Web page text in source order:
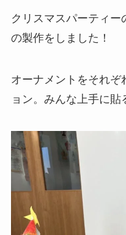
クリスマスパーティ
の製作をしました！
オーナメントをそれぞ
ョン。みんな上手に貼